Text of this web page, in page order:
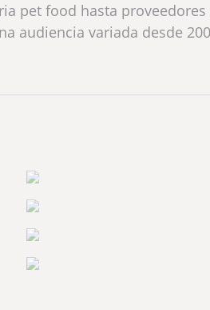
pet food hasta proveedores
audiencia variada desde